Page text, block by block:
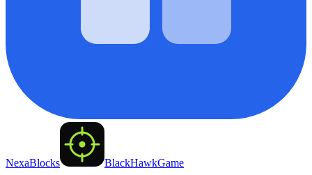
NexaBlocks BlackHawkGame